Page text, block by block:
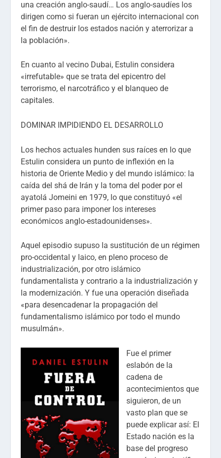
una creación anglo-saudí… Los anglo-saudíes los
dirigen como si fueran un ejército internacional con
el fin de destruir los estados nación y aterrorizar a
la población».
En cuanto al vecino Dubai, Estulin considera
«irrefutable» que se trata del epicentro del
terrorismo, el narcotráfico y el blanqueo de
capitales.
DOMINAR IMPIDIENDO EL DESARROLLO
Los hechos actuales hunden sus raíces en lo que
Estulin considera un punto de inflexión en la
historia de Oriente Medio y del mundo islámico: la
caída del shá de Irán y la toma del poder por el
ayatolá Jomeini en 1979, lo que constituyó «el
primer paso para imponer los intereses
económicos anglo-estadounidenses».
Aquel episodio supuso la sustitución de un régimen
pro-occidental y laico, en pleno proceso de
industrialización, por otro islámico
fundamentalista y contrario a la industrialización y
la modernización. Y fue una operación diseñada
«para desencadenar la propagación del
fundamentalismo islámico por todo el mundo
musulmán».
Fue el primer
eslabón de la
cadena de
acontecimientos que
siguieron, de un
vasto plan que se
puede explicar así: El
Estado nación es la
base del progreso